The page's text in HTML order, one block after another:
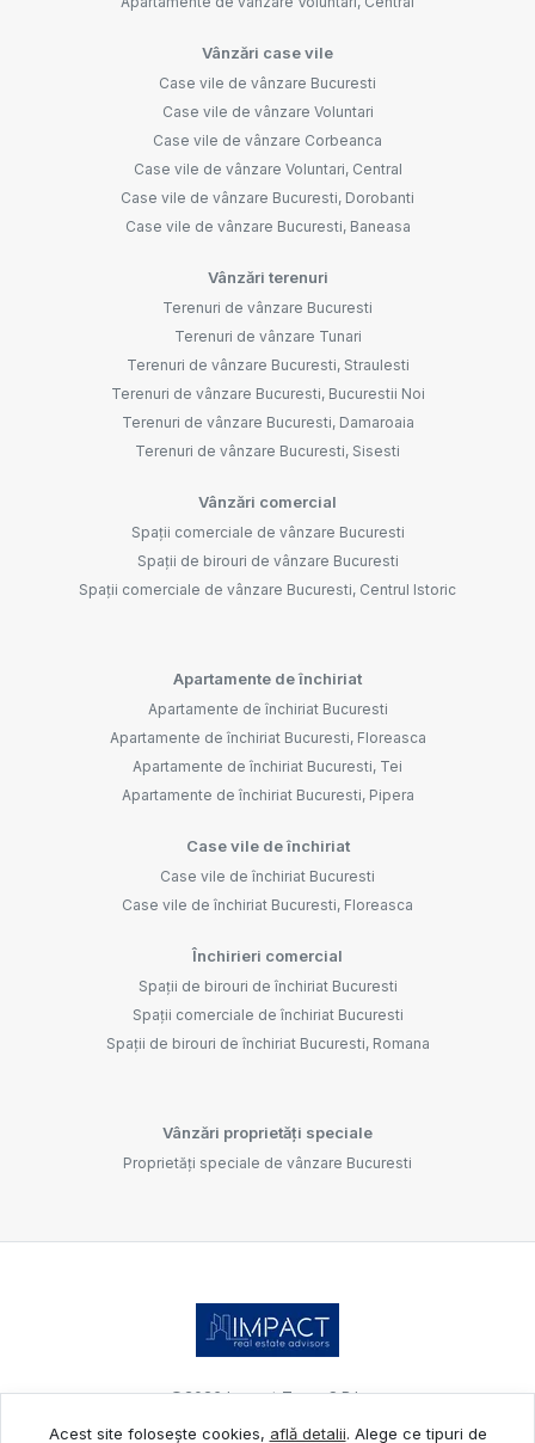
Vânzări case vile
Case vile de vânzare Bucuresti
Case vile de vânzare Voluntari
Case vile de vânzare Corbeanca
Case vile de vânzare Voluntari, Central
Case vile de vânzare Bucuresti, Dorobanti
Case vile de vânzare Bucuresti, Baneasa
Vânzări terenuri
Terenuri de vânzare Bucuresti
Terenuri de vânzare Tunari
Terenuri de vânzare Bucuresti, Straulesti
Terenuri de vânzare Bucuresti, Bucurestii Noi
Terenuri de vânzare Bucuresti, Damaroaia
Terenuri de vânzare Bucuresti, Sisesti
Vânzări comercial
Spații comerciale de vânzare Bucuresti
Spații de birouri de vânzare Bucuresti
Spații comerciale de vânzare Bucuresti, Centrul Istoric
Apartamente de închiriat
Apartamente de închiriat Bucuresti
Apartamente de închiriat Bucuresti, Floreasca
Apartamente de închiriat Bucuresti, Tei
Apartamente de închiriat Bucuresti, Pipera
Case vile de închiriat
Case vile de închiriat Bucuresti
Case vile de închiriat Bucuresti, Floreasca
Închirieri comercial
Spații de birouri de închiriat Bucuresti
Spații comerciale de închiriat Bucuresti
Spații de birouri de închiriat Bucuresti, Romana
Vânzări proprietăți speciale
Proprietăți speciale de vânzare Bucuresti
©2026Impact Team S.R.L.
Acest site folosește cookies, află detalii. Alege ce tipuri de